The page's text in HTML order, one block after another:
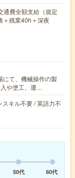
通費全額支給（規定
＋残業40h＋深夜
にて、機械操作の製
や塗工、運…
キル不要 / 英語力不
50代
60代